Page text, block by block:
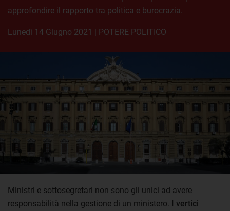
approfondire il rapporto tra politica e burocrazia.
lunedì 14 Giugno 2021 | POTERE POLITICO
Ministri e sottosegretari non sono gli unici ad avere
responsabilità nella gestione di un ministero. I vertici